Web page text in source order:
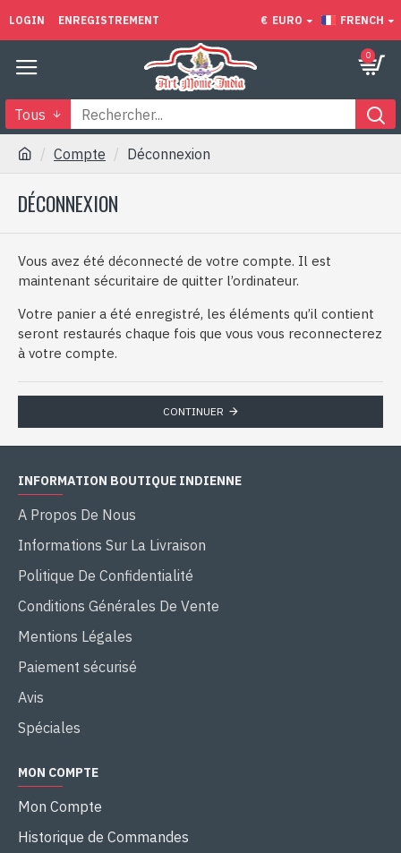
LOGIN ENREGISTREMENT € EURO FRENCH
0
Tous
Compte Déconnexion
DÉCONNEXION
Vous avez été déconnecté de votre compte. Il est
maintenant sécuritaire de quitter l’ordinateur.
Votre panier a été enregistré, les éléments qu’il contient
seront restaurés chaque fois que vous vous reconnecterez
à votre compte.
CONTINUER
INFORMATION BOUTIQUE INDIENNE
A Propos De Nous
Informations Sur La Livraison
Politique De Confidentialité
Conditions Générales De Vente
Mentions Légales
Paiement sécurisé
Avis
Spéciales
MON COMPTE
Mon Compte
Historique de Commandes